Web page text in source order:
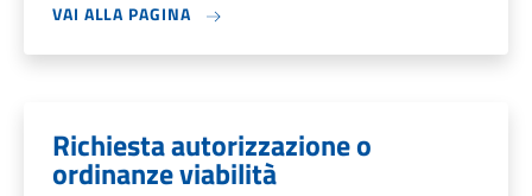
VAI ALLA PAGINA
Richiesta autorizzazione o
ordinanze viabilità